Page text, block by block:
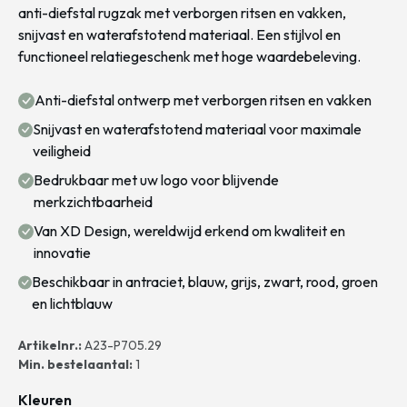
anti-diefstal rugzak met verborgen ritsen en vakken,
snijvast en waterafstotend materiaal. Een stijlvol en
functioneel relatiegeschenk met hoge waardebeleving.
Anti-diefstal ontwerp met verborgen ritsen en vakken
Snijvast en waterafstotend materiaal voor maximale
veiligheid
Bedrukbaar met uw logo voor blijvende
merkzichtbaarheid
Van XD Design, wereldwijd erkend om kwaliteit en
innovatie
Beschikbaar in antraciet, blauw, grijs, zwart, rood, groen
en lichtblauw
Artikelnr.:A23-P705.29
Min. bestelaantal:1
Kleuren